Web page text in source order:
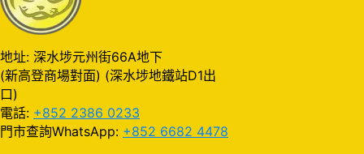
地址: 深水埗元州街66A地下
(新高登商場對面) (深水埗地鐵站D1出
口)
電話: +852 2386 0233
門市查詢WhatsApp: +852 6682 4478